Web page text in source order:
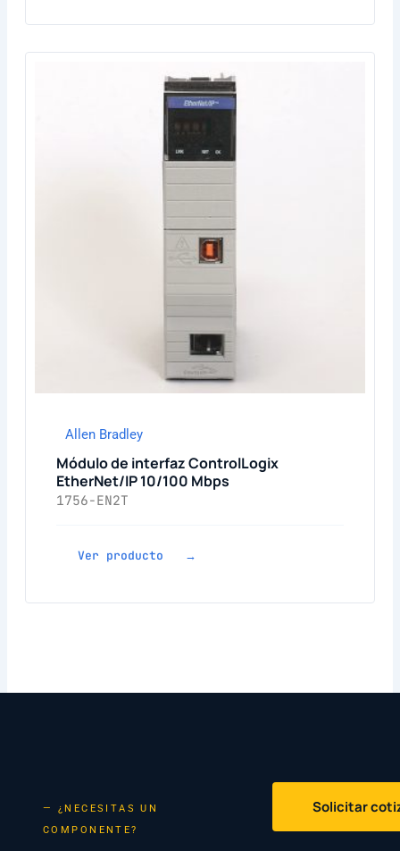
Allen Bradley
Módulo de interfaz ControlLogix
EtherNet/IP 10/100 Mbps
1756-EN2T
Ver producto →
— ¿NECESITAS UN
COMPONENTE?
Solicitar